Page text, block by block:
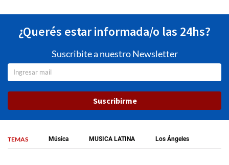
¿Querés estar informada/o las 24hs?
Suscribite a nuestro Newsletter
Suscribirme
TEMAS Música MUSICA LATINA Los Ángeles